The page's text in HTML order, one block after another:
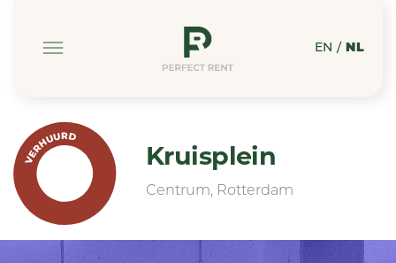
EN / NL
VERHUURD Kruisplein
Centrum, Rotterdam